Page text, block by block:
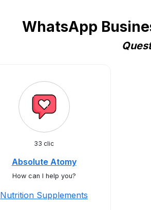
WhatsApp
33 clic
Absolute Atomy
How can I help you?
Nutrition Supplements